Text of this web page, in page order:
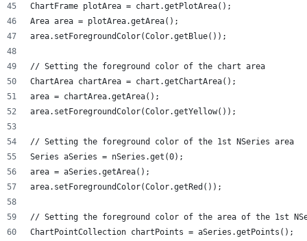
ChartFrame plotArea = chart.getPlotArea();
Area area = plotArea.getArea();
area.setForegroundColor(Color.getBlue());
// Setting the foreground color of the chart area
ChartArea chartArea = chart.getChartArea();
area = chartArea.getArea();
area.setForegroundColor(Color.getYellow());
// Setting the foreground color of the 1st NSeries area
Series aSeries = nSeries.get(0);
area = aSeries.getArea();
area.setForegroundColor(Color.getRed());
// Setting the foreground color of the area of the 1st
ChartPointCollection chartPoints = aSeries.getPoints();